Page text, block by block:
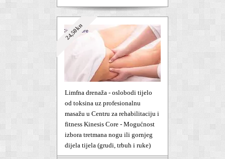
24,50kn
Limfna drenaža - oslobodi tijelo
od toksina uz profesionalnu
masažu u Centru za rehabilitaciju i
fitness Kinesis Core - Mogućnost
izbora tretmana nogu ili gornjeg
dijela tijela (grudi, trbuh i ruke)